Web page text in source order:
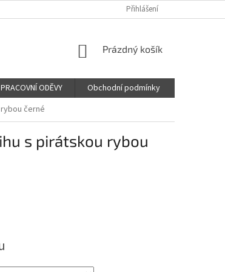
Přihlášení
NÁKUPNÍ
Prázdný košík
PRACOVNÍ ODĚVY
Obchodní podmínky
černé
s pirátskou rybou